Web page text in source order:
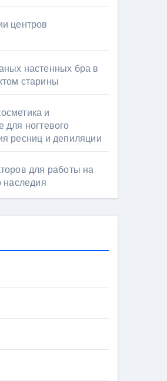
центров
настенных бра в
старины
и
для ногтевого
ресниц и депиляции
для работы на
наследия